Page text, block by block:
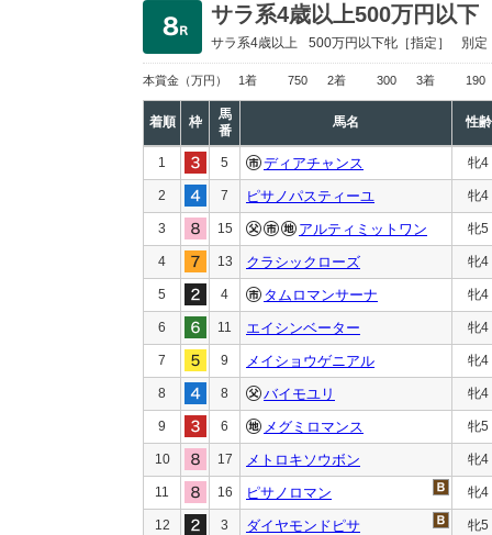
サラ系4歳以上500万円以下
サラ系4歳以上 500万円以下牝［指定］ 別定
本賞金 （万円） 1着 750 2着 300 3着 190
着順 枠
馬
番
馬名 性齢
1 5 ディアチャンス 牝4
2 7 ピサノパスティーユ 牝4
3 15 アルティミットワン 牝5
4 13 クラシックローズ 牝4
5 4 タムロマンサーナ 牝4
6 11 エイシンベーター 牝4
7 9 メイショウゲニアル 牝4
8 8 バイモユリ 牝4
9 6 メグミロマンス 牝5
10 17 メトロキソウボン 牝4
11 16 ピサノロマン 牝4
12 3 ダイヤモンドピサ 牝5